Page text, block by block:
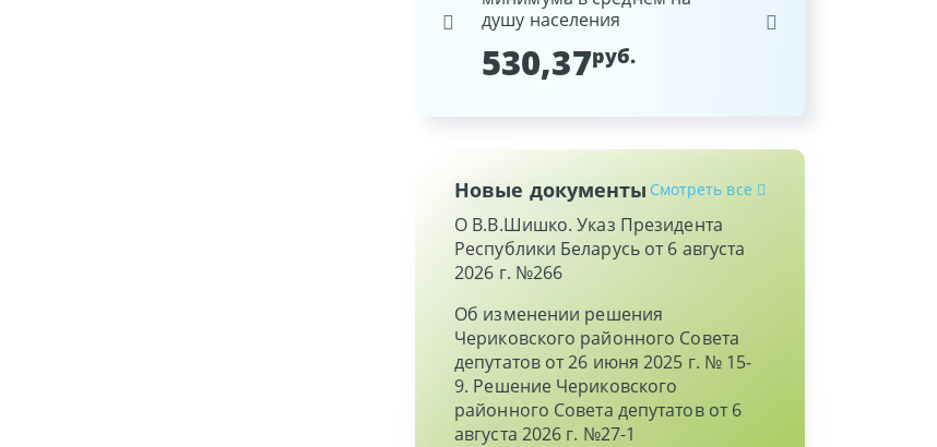
душу населения
530,37руб.
Республики Беларусь
Новые документы Смотреть все
О В.В.Шишко. Указ Президента
Республики Беларусь от 6 августа
2026 г. №266
Об изменении решения
Чериковского районного Совета
депутатов от 26 июня 2025 г. № 15-
9. Решение Чериковского
районного Совета депутатов от 6
августа 2026 г. №27-1